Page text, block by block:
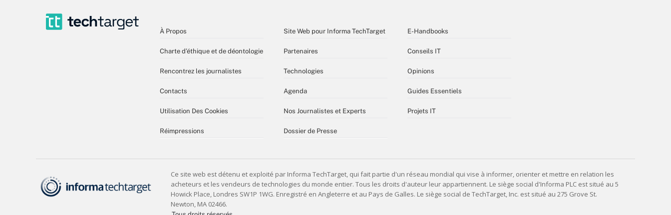
À Propos
Charte d’éthique et de déontologie
Rencontrez les journalistes
Contacts
Utilisation Des Cookies
Réimpressions
Site Web pour Informa TechTarget
Partenaires
Technologies
Agenda
Nos Journalistes et Experts
Dossier de Presse
E-Handbooks
Conseils IT
Opinions
Guides Essentiels
Projets IT